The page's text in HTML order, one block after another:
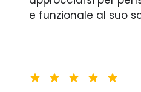
e funzionale al suo